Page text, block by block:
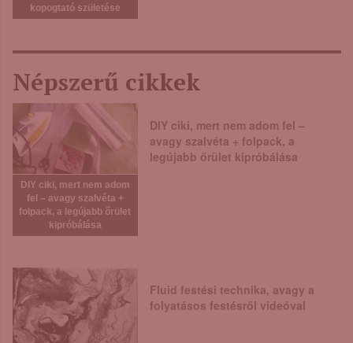
kopogtató születése
Népszerű cikkek
DIY ciki, mert nem adom
fel – avagy szalvéta +
folpack, a legújabb őrület
kipróbálása
DIY ciki, mert nem adom fel –
avagy szalvéta + folpack, a
legújabb őrület kipróbálása
Fluid festési technika, avagy a
folyatásos festésről videóval